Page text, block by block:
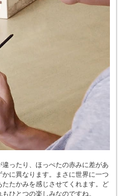
ったり、ほっぺたの赤みに差があ
に異なります。まさに世界に一つ
たかみを感じさせてくれます。ど
ひとつの楽しみなのですね。